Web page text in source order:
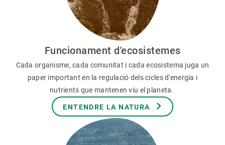
Funcionament d'ecosistemes
Cada organisme, cada comunitat i cada ecosistema juga un
paper important en la regulació dels cicles d'energia i
nutrients que mantenen viu el planeta.
ENTENDRE LA NATURA